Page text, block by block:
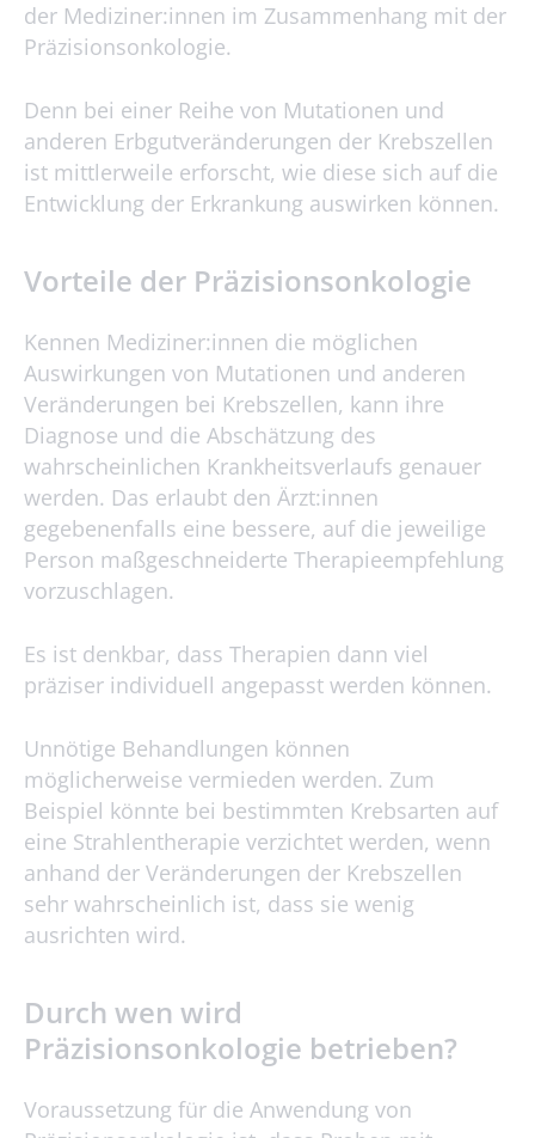
der Mediziner:innen im Zusammenhang mit der
Präzisionsonkologie.
Denn bei einer Reihe von Mutationen und
anderen Erbgutveränderungen der Krebszellen
ist mittlerweile erforscht, wie diese sich auf die
Entwicklung der Erkrankung auswirken können.
Vorteile der Präzisionsonkologie
Kennen Mediziner:innen die möglichen
Auswirkungen von Mutationen und anderen
Veränderungen bei Krebszellen, kann ihre
Diagnose und die Abschätzung des
wahrscheinlichen Krankheitsverlaufs genauer
werden. Das erlaubt den Ärzt:innen
gegebenenfalls eine bessere, auf die jeweilige
Person maßgeschneiderte Therapieempfehlung
vorzuschlagen.
Es ist denkbar, dass Therapien dann viel
präziser individuell angepasst werden können.
Unnötige Behandlungen können
möglicherweise vermieden werden. Zum
Beispiel könnte bei bestimmten Krebsarten auf
eine Strahlentherapie verzichtet werden, wenn
anhand der Veränderungen der Krebszellen
sehr wahrscheinlich ist, dass sie wenig
ausrichten wird.
Durch wen wird
Präzisionsonkologie betrieben?
Voraussetzung für die Anwendung von